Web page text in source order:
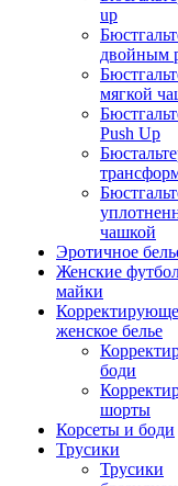
up
двойным
мягкой
Push Up
чашкой
Эротичное
Женские
майки
женское белье
боди
шорты
Корсеты и боди
Трусики
Трусики